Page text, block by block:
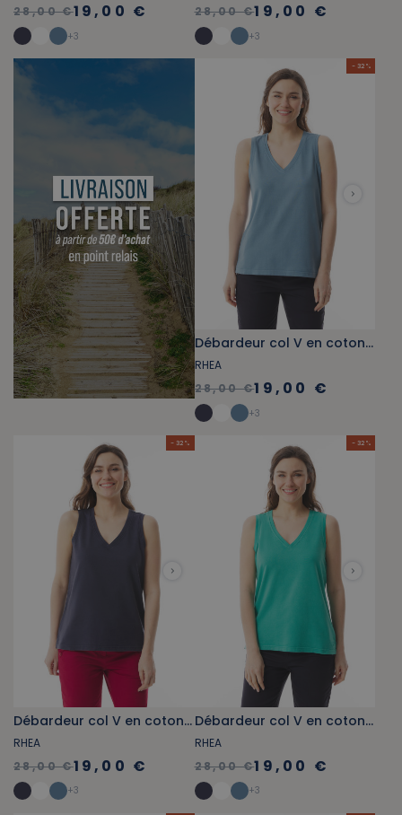
28,00 €19,00 €
+3
28,00 €19,00 €
+3
- 32 %
Débardeur col V en coton bio bleu provençal
RHEA
28,00 €19,00 €
+3
- 32 %
Débardeur col V en coton bio bleu marine
RHEA
28,00 €19,00 €
+3
- 32 %
Débardeur col V en coton bio vert jade
RHEA
28,00 €19,00 €
+3